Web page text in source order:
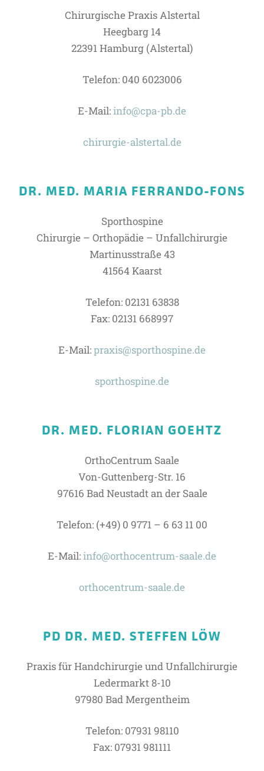
Chirurgische Praxis Alstertal
Heegbarg 14
22391 Hamburg (Alstertal)
Telefon: 040 6023006
E-Mail:info@cpa-pb.de
chirurgie-alstertal.de
DR. MED. MARIA FERRANDO-FONS
Sporthospine
Chirurgie – Orthopädie – Unfallchirurgie
Martinusstraße 43
41564 Kaarst
Telefon: 02131 63838
Fax: 02131 668997
E-Mail:praxis@sporthospine.de
sporthospine.de
DR. MED. FLORIAN GOEHTZ
OrthoCentrum Saale
Von-Guttenberg-Str. 16
97616 Bad Neustadt an der Saale
Telefon: (+49) 0 9771 – 6 63 11 00
E-Mail:info@orthocentrum-saale.de
orthocentrum-saale.de
PD DR. MED. STEFFEN LÖW
Praxis für Handchirurgie und Unfallchirurgie
Ledermarkt 8-10
97980 Bad Mergentheim
Telefon: 07931 98110
Fax: 07931 981111